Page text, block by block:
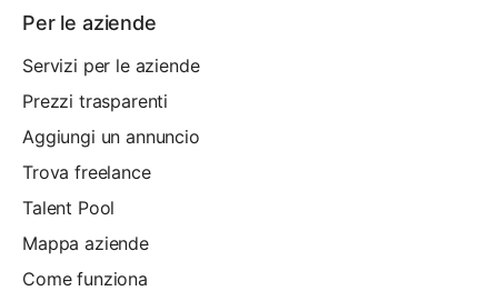
Per le aziende
Servizi per le aziende
Prezzi trasparenti
Aggiungi un annuncio
Trova freelance
Talent Pool
Mappa aziende
Come funziona